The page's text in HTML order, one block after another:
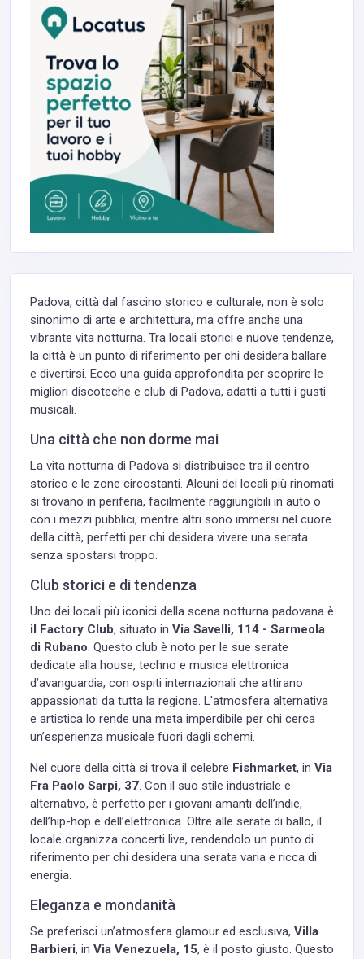
Padova, città dal fascino storico e culturale, non è solo
sinonimo di arte e architettura, ma offre anche una
vibrante vita notturna. Tra locali storici e nuove tendenze,
la città è un punto di riferimento per chi desidera ballare
e divertirsi. Ecco una guida approfondita per scoprire le
migliori discoteche e club di Padova, adatti a tutti i gusti
musicali.
Una città che non dorme mai
La vita notturna di Padova si distribuisce tra il centro
storico e le zone circostanti. Alcuni dei locali più rinomati
si trovano in periferia, facilmente raggiungibili in auto o
con i mezzi pubblici, mentre altri sono immersi nel cuore
della città, perfetti per chi desidera vivere una serata
senza spostarsi troppo.
Club storici e di tendenza
Uno dei locali più iconici della scena notturna padovana è
il Factory Club, situato in Via Savelli, 114 - Sarmeola
di Rubano. Questo club è noto per le sue serate
dedicate alla house, techno e musica elettronica
d’avanguardia, con ospiti internazionali che attirano
appassionati da tutta la regione. L'atmosfera alternativa
e artistica lo rende una meta imperdibile per chi cerca
un’esperienza musicale fuori dagli schemi.
Nel cuore della città si trova il celebre Fishmarket, in Via
Fra Paolo Sarpi, 37. Con il suo stile industriale e
alternativo, è perfetto per i giovani amanti dell’indie,
dell’hip-hop e dell’elettronica. Oltre alle serate di ballo, il
locale organizza concerti live, rendendolo un punto di
riferimento per chi desidera una serata varia e ricca di
energia.
Eleganza e mondanità
Se preferisci un’atmosfera glamour ed esclusiva, Villa
Barbieri, in Via Venezuela, 15, è il posto giusto. Questo